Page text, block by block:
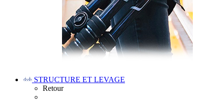
STRUCTURE ET LEVAGE
Retour